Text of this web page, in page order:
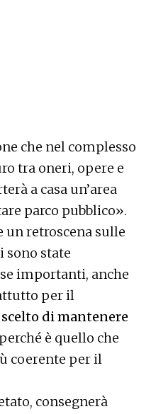
che nel complesso
tra oneri, opere e
a casa un’area
parco pubblico».
un retroscena sulle
state
importanti, anche
per il
di mantenere
è quello che
coerente per il
consegnerà